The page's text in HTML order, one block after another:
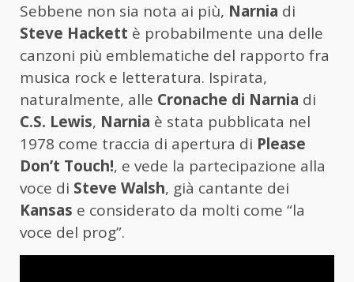
Sebbene non sia nota ai più, Narnia di
Steve Hackett è probabilmente una delle
canzoni più emblematiche del rapporto fra
musica rock e letteratura. Ispirata,
naturalmente, alle Cronache di Narnia di
C.S. Lewis, Narnia è stata pubblicata nel
1978 come traccia di apertura di Please
Don’t Touch!, e vede la partecipazione alla
voce di Steve Walsh, già cantante dei
Kansas e considerato da molti come “la
voce del prog”.